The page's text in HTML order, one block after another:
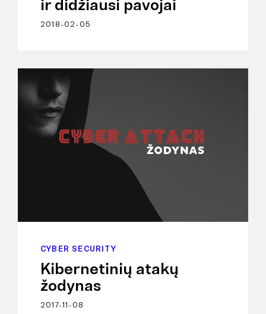
ir didžiausi pavojai
2018-02-05
CYBER SECURITY
Kibernetinių atakų
žodynas
2017-11-08